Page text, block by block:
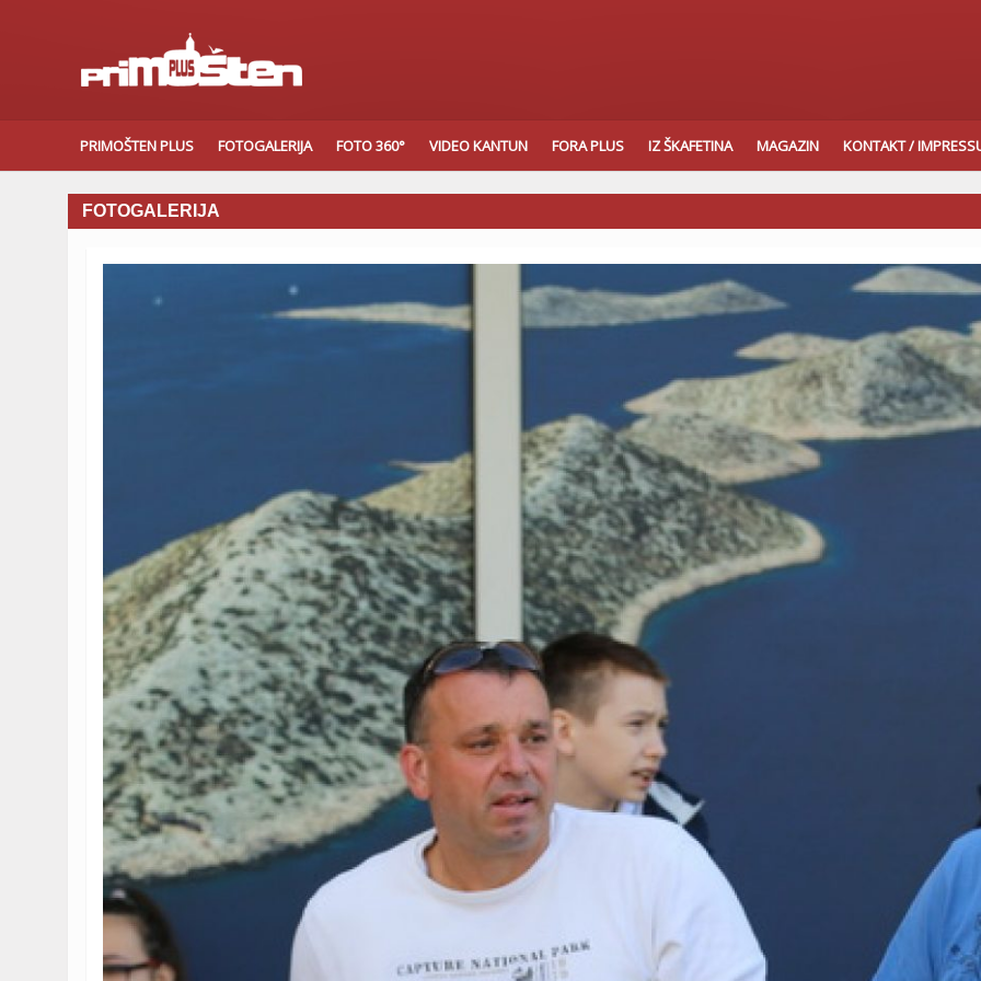
PRIMOŠTEN PLUS FOTOGALERIJA FOTO 360° VIDEO KANTUN FORA PLUS IZ ŠKAFETINA MAGAZIN KONTAKT /
FOTOGALERIJA